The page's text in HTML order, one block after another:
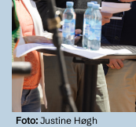
Foto: Justine Høgh